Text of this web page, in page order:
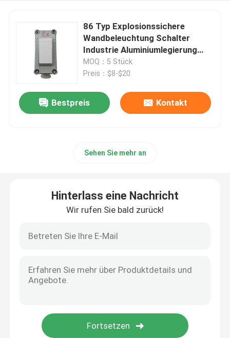
86 Typ Explosionssichere
Wandbeleuchtung Schalter
Industrie Aluminiumlegierung
Box
MOQ：5 Stück
Preis：$8-$20
Bestpreis Kontakt
Sehen Sie mehr an
Hinterlass eine Nachricht
Wir rufen Sie bald zurück!